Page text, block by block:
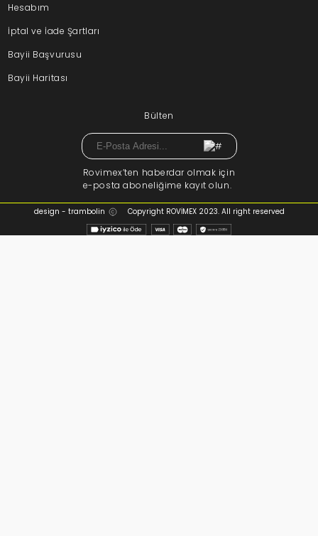
Hesabım
İptal ve İade Şartları
Bayii Başvurusu
Bayii Haritası
Bülten
Rovimex’ten haberdar olmak için
e-posta aboneliğime kayıt olun.
design - trambolin Copyright ROVİMEX 2023. All right reserved